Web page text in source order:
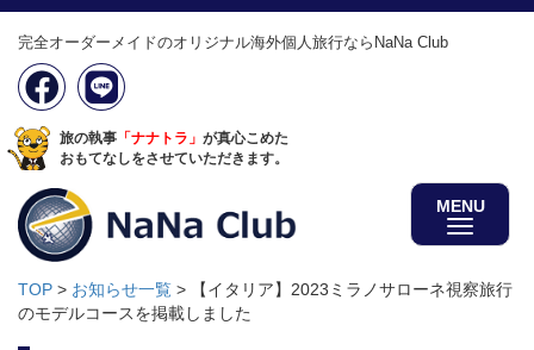
完全オーダーメイドのオリジナル海外個人旅行ならNaNa Club
旅の執事 「ナナトラ」 が真心こめた
おもてなしをさせていただきます。
MENU
TOP > お知らせ一覧 >
【イタリア】2023ミラノサローネ視察旅行
のモデルコースを掲載しました